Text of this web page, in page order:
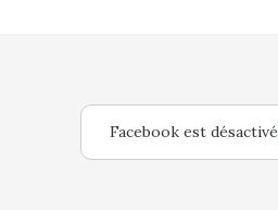
Facebook est désactivé